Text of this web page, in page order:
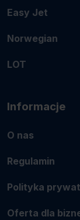
Easy Jet
Norwegian
LOT
Informacje
O nas
Regulamin
Polityka
Oferta dla